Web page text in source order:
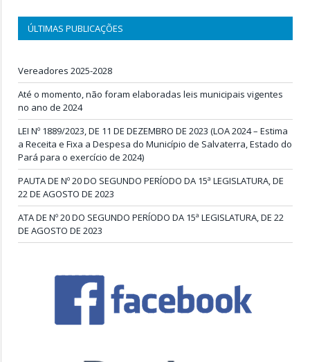
ÚLTIMAS PUBLICAÇÕES
Vereadores 2025-2028
Até o momento, não foram elaboradas leis municipais vigentes
no ano de 2024
LEI Nº 1889/2023, DE 11 DE DEZEMBRO DE 2023 (LOA 2024 – Estima
a Receita e Fixa a Despesa do Município de Salvaterra, Estado do
Pará para o exercício de 2024)
PAUTA DE Nº 20 DO SEGUNDO PERÍODO DA 15ª LEGISLATURA, DE
22 DE AGOSTO DE 2023
ATA DE Nº 20 DO SEGUNDO PERÍODO DA 15ª LEGISLATURA, DE 22
DE AGOSTO DE 2023